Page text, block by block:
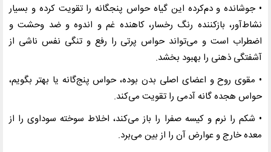
• جوشانده و دم‌کرده این گیاه حواس پنجگانه را تقویت کرده و بسیار
نشاط‌آور، بازکننده رنگ رخسار، کاهنده غم و اندوه و ضد وحشت و
اضطراب است و می‌تواند حواس‌ پرتی را رفع و تنگی نفس ناشی از
آشفتگی ذهنی را بهبود بخشد.
• مقوی روح و اعضای اصلی بدن بوده، حواس پنج‌گانه یا بهتر بگویم،
حواس هجده گانه آدمی را تقویت می‌کند.
• شکم را نرم و کیسه صفرا را باز می‌کند، اخلاط سوخته سوداوی را از
معده خارج و عوارض آن را از بین می‌برد.